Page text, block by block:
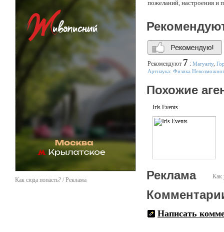
Как сюда попасть? / Реклама
пожеланий, настроения и
Вы получите полную и
пожеланий и
Рекомендуют 7 : Maryarty,
Артнаука: Физика
Похожие
Iris Events
Как
Реклама
Написать